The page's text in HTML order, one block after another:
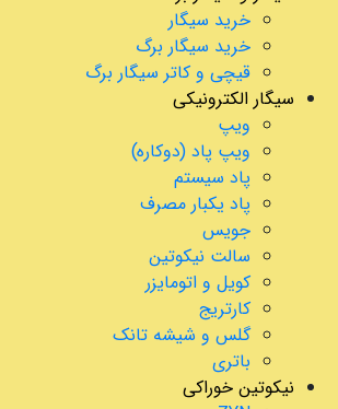
خرید سیگار
خرید سیگار برگ
قیچی و کاتر سیگار برگ
سیگار الکترونیکی
ویپ
ویپ پاد (دوکاره)
پاد سیستم
پاد یکبار مصرف
جویس
سالت نیکوتین
کویل و اتومایزر
کارتریج
گلس و شیشه تانک
باتری
نیکوتین خوراکی